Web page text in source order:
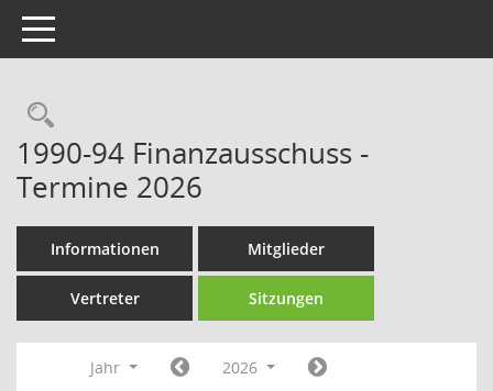
Toggle navigation
Rechercheauswahl
1990-94 Finanzausschuss -
Termine 2026
Informationen Mitglieder
Vertreter Sitzungen
Jahr
2026